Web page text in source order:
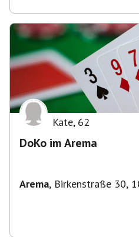
Kate, 62
DoKo im Arema
Arema, Birkenstraße 30,